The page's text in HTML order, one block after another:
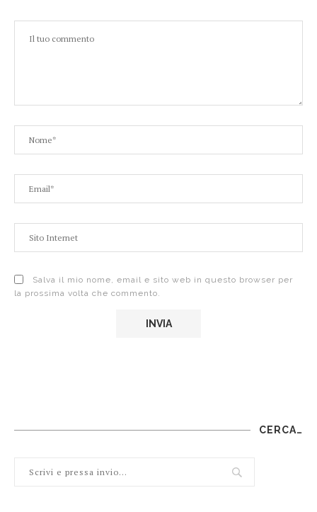
Salva il mio nome, email e sito web in questo browser per
la prossima volta che commento.
CERCA…